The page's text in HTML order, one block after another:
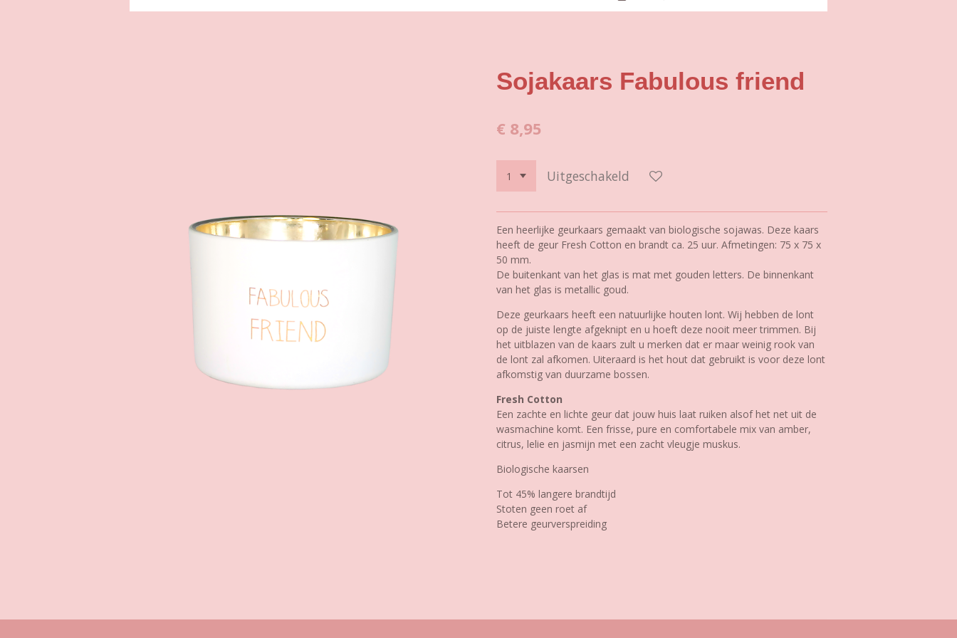
Sojakaars Fabulous friend
€ 8,95
Uitgeschakeld
Een heerlijke geurkaars gemaakt van biologische sojawas. Deze kaars
heeft de geur Fresh Cotton en brandt ca. 25 uur. Afmetingen: 75 x 75 x
50 mm.
De buitenkant van het glas is mat met gouden letters. De binnenkant
van het glas is metallic goud.
Deze geurkaars heeft een natuurlijke houten lont. Wij hebben de lont
op de juiste lengte afgeknipt en u hoeft deze nooit meer trimmen. Bij
het uitblazen van de kaars zult u merken dat er maar weinig rook van
de lont zal afkomen. Uiteraard is het hout dat gebruikt is voor deze lont
afkomstig van duurzame bossen.
Fresh Cotton
Een zachte en lichte geur dat jouw huis laat ruiken alsof het net uit de
wasmachine komt. Een frisse, pure en comfortabele mix van amber,
citrus, lelie en jasmijn met een zacht vleugje muskus.
Biologische kaarsen
Tot 45% langere brandtijd
Stoten geen roet af
Betere geurverspreiding